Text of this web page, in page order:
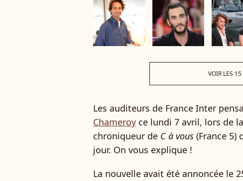
VOIR LES
Les auditeurs de France Inter
Chameroy ce lundi 7 avril, lors de
chroniqueur de C à vous (France 5)
jour. On vous explique !
La nouvelle avait été annoncée le